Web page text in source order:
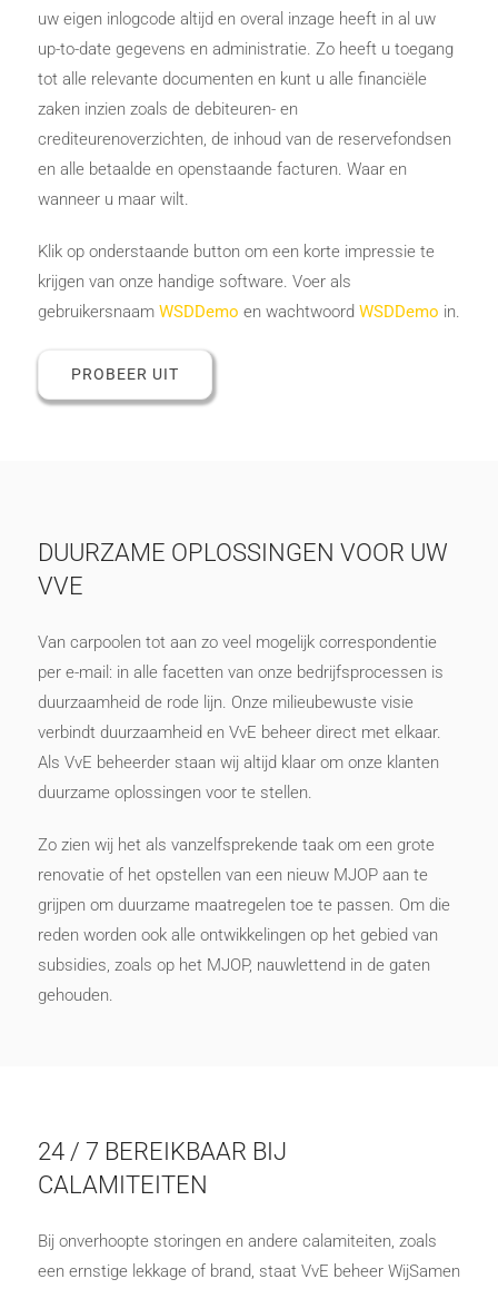
uw eigen inlogcode altijd en overal inzage heeft in al uw
up-to-date gegevens en administratie. Zo heeft u toegang
tot alle relevante documenten en kunt u alle financiële
zaken inzien zoals de debiteuren- en
crediteurenoverzichten, de inhoud van de reservefondsen
en alle betaalde en openstaande facturen. Waar en
wanneer u maar wilt.
Klik op onderstaande button om een korte impressie te
krijgen van onze handige software. Voer als
gebruikersnaam WSDDemo en wachtwoord WSDDemo in.
PROBEER UIT
DUURZAME OPLOSSINGEN VOOR UW
VVE
Van carpoolen tot aan zo veel mogelijk correspondentie
per e-mail: in alle facetten van onze bedrijfsprocessen is
duurzaamheid de rode lijn. Onze milieubewuste visie
verbindt duurzaamheid en VvE beheer direct met elkaar.
Als VvE beheerder staan wij altijd klaar om onze klanten
duurzame oplossingen voor te stellen.
Zo zien wij het als vanzelfsprekende taak om een grote
renovatie of het opstellen van een nieuw MJOP aan te
grijpen om duurzame maatregelen toe te passen. Om die
reden worden ook alle ontwikkelingen op het gebied van
subsidies, zoals op het MJOP, nauwlettend in de gaten
gehouden.
24 / 7 BEREIKBAAR BIJ
CALAMITEITEN
Bij onverhoopte storingen en andere calamiteiten, zoals
een ernstige lekkage of brand, staat VvE beheer WijSamen